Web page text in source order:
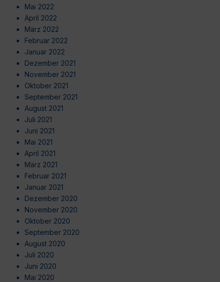
Mai 2022
April 2022
März 2022
Februar 2022
Januar 2022
Dezember 2021
November 2021
Oktober 2021
September 2021
August 2021
Juli 2021
Juni 2021
Mai 2021
April 2021
März 2021
Februar 2021
Januar 2021
Dezember 2020
November 2020
Oktober 2020
September 2020
August 2020
Juli 2020
Juni 2020
Mai 2020